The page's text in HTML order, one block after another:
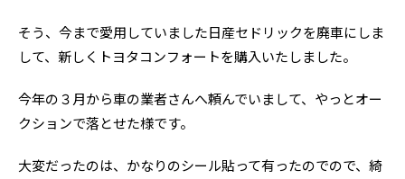
そう、今まで愛用していました日産セドリックを廃車にしま
して、新しくトヨタコンフォートを購入いたしました。
今年の３月から車の業者さんへ頼んでいまして、やっとオー
クションで落とせた様です。
大変だったのは、かなりのシール貼って有ったのでので、綺